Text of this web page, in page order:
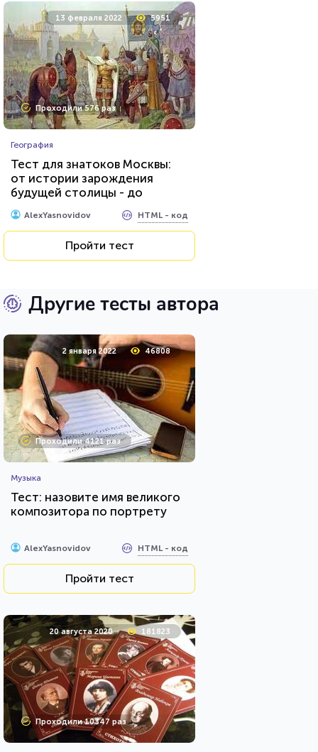
13 февраля 2022 5951
Проходили 576 раз
География
Тест для знатоков Москвы:
от истории зарождения
будущей столицы - до
присвоения звания «Город-
герой»
AlexYasnovidov HTML - код
Пройти тест
Другие тесты автора
2 января 2022 46808
Проходили 4121 раз
Музыка
Тест: назовите имя великого
композитора по портрету
AlexYasnovidov HTML - код
Пройти тест
20 августа 2020 181823
Проходили 10347 раз